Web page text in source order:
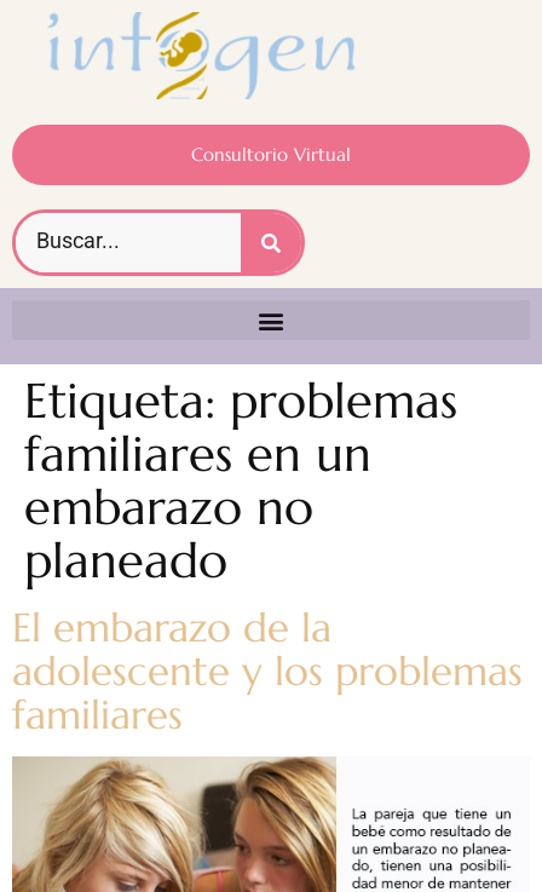
Consultorio Virtual
Etiqueta: problemas
familiares en un
embarazo no
planeado
El embarazo de la
adolescente y los problemas
familiares